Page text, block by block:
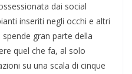
dai social
inseriti negli occhi e altri
gran parte della
quel che fa, al solo
su una scala di cinque